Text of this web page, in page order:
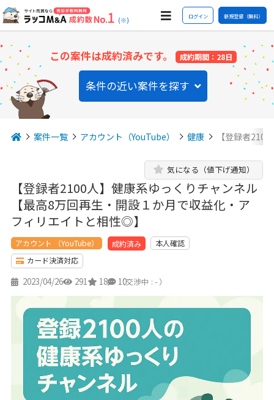
(※) ログイン 新規登録（無料）
この案件は成約済みです。 成約期間：28日
条件の近い案件を探す
案件一覧 アカウント（YouTube） 健康 【登録者
【登録者2100人】健康系ゆっくりチャンネル
【最高8万回再生・開設１か月で収益化・ア
フィリエイトと相性◎】
気になる（値下げ通知）
アカウント （YouTube） 成約済み
本人確認
カード決済対応
2023/04/26 291 18 10
（交渉中 : - ）